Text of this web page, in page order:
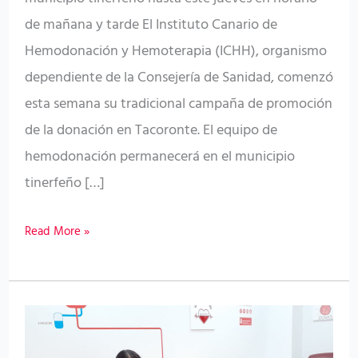
de mañana y tarde El Instituto Canario de
Hemodonación y Hemoterapia (ICHH), organismo
dependiente de la Consejería de Sanidad, comenzó
esta semana su tradicional campaña de promoción
de la donación en Tacoronte. El equipo de
hemodonación permanecerá en el municipio
tinerfeño […]
Read More »